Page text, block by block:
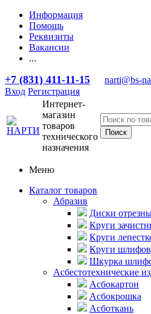
Информация
Помощь
Реквизиты
Вакансии
...
+7 (831) 411-11-15
narti@bs-
Вход Регистрация
Интернет-
магазин
товаров
технического
назначения
Меню
Каталог товаров
Абразив
Диски
Круги
Круги
Круги
Шкурка
Асбестотехнические
Асбокартон
Асбокрошка
Асботкань